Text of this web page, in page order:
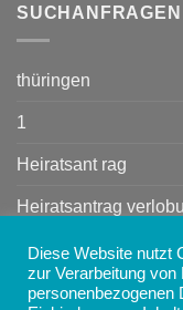
thüringen
1
Heiratsant rag
Heiratsantrag
spruch otter nö
amanosa handmade
Diese Website nutzt
zur Verarbeitung von
personenbezogenen